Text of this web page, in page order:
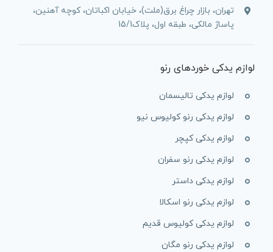
تهران، بازار چراغ برق(ملت)، خیابان اکباتان، کوچه آهنین،
پاساژ مالکی، طبقه اول، پلاک15/1
لوازم یدکی خوردهای رنو
لوازم یدکی تالیسمان
لوازم یدکی رنو کولیوس نیو
لوازم یدکی کپچر
لوازم یدکی رنو سفران
لوازم یدکی داستر
لوازم یدکی رنو اسکالا
لوازم یدکی کولیوس قدیم
لوازم یدکی رنو مگان